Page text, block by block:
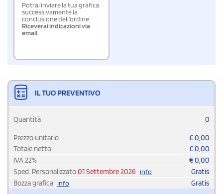
Potrai inviare la tua grafica
successivamente la
conclusione dell'ordine.
Riceverai indicazioni via
email.
IL TUO PREVENTIVO
Quantità 0
Prezzo unitario €0,00
Totale netto
€0,00
IVA22% €0,00
Sped. Personalizzato01 Settembre 2026 info
Gratis
Bozza grafica info Gratis